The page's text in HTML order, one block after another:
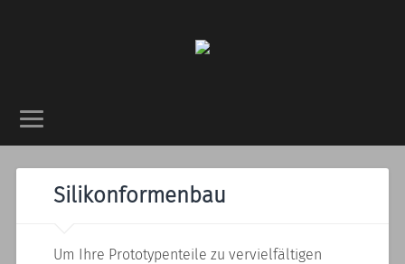
Silikonformenbau
Um Ihre Prototypenteile zu vervielfältigen